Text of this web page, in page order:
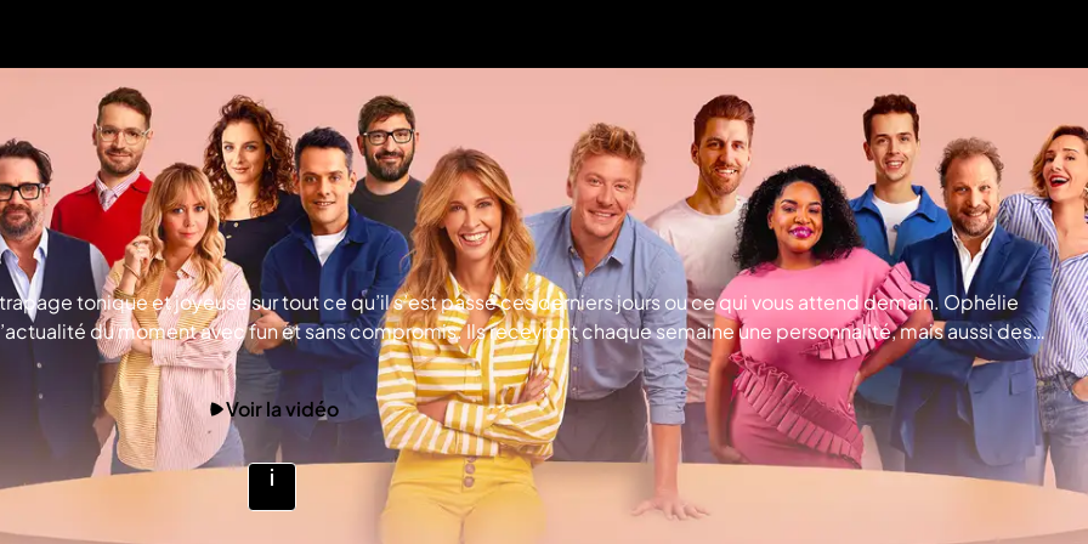
tonique et joyeuse sur tout ce qu’il s’est passé ces derniers jours ou ce qui vous attend demain. Ophélie
du moment avec fun et sans compromis. Ils recevront chaque semaine une personnalité, mais aussi des
évènements culturels, polémiques : ils passeront au crible toutes les actualités, même les plus folles ! Winter
Voir la vidéo